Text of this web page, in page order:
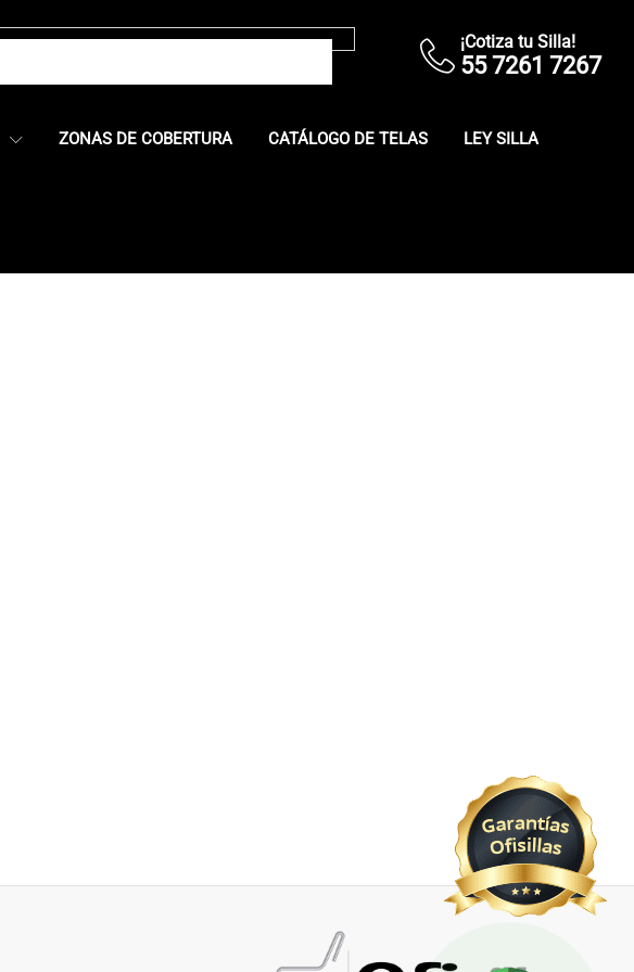
¡Cotiza tu Silla!
55 7261 7267
ZONAS DE COBERTURA CATÁLOGO DE TELAS LEY SILLA